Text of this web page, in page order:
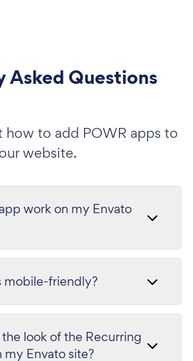
Asked Questions
how to add POWR apps to
website.
work on my Envato
mobile-friendly?
look of the Recurring
Envato site?